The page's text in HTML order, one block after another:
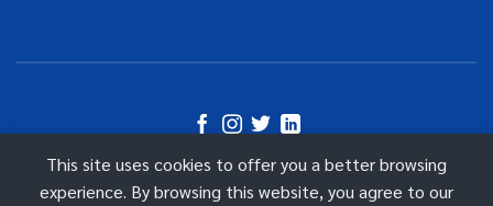
©
2026 Fastwork Technologies
This site uses cookies to offer you a better browsing
experience. By browsing this website, you agree to our